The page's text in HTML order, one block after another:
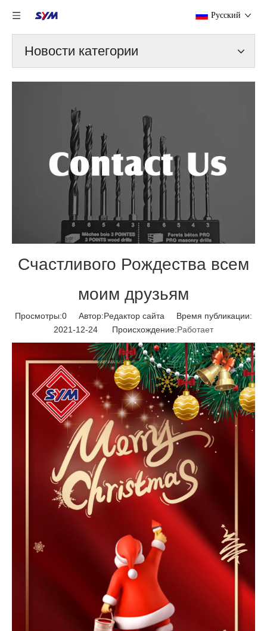
Pусский
Новости категории
Счастливого Рождества всем
моим друзьям
Просмотры:0 Автор:Pедактор сайта Время публикации:
2021-12-24 Происхождение:Работает